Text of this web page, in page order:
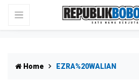
Home EZRA%20WALIAN